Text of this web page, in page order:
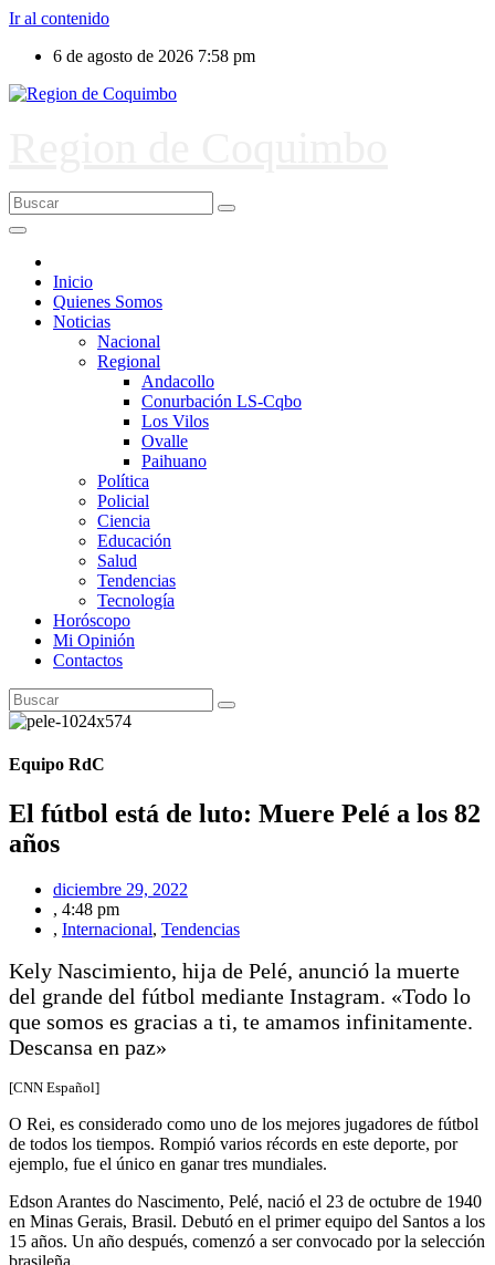
Ir al contenido
6 de agosto de 2026 7:58 pm
Inicio
Quienes Somos
Noticias
Nacional
Regional
Andacollo
Conurbación LS-Cqbo
Los Vilos
Ovalle
Paihuano
Política
Policial
Ciencia
Educación
Salud
Tendencias
Tecnología
Horóscopo
Mi Opinión
Contactos
Equipo RdC
El fútbol está de luto: Muere Pelé a los 82
años
diciembre 29, 2022
, 4:48 pm
, Internacional, Tendencias
Kely Nascimiento, hija de Pelé, anunció la muerte
del grande del fútbol mediante Instagram. «Todo lo
que somos es gracias a ti, te amamos infinitamente.
Descansa en paz»
[CNN Español]
O Rei, es considerado como uno de los mejores jugadores de fútbol
de todos los tiempos. Rompió varios récords en este deporte, por
ejemplo, fue el único en ganar tres mundiales.
Edson Arantes do Nascimento, Pelé, nació el 23 de octubre de 1940
en Minas Gerais, Brasil. Debutó en el primer equipo del Santos a los
15 años. Un año después, comenzó a ser convocado por la selección
brasileña.